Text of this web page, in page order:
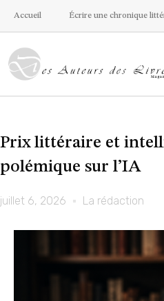
Accueil Écrire une chronique
Prix littéraire et
polémique sur l’IA
juillet 6, 2026 La rédaction